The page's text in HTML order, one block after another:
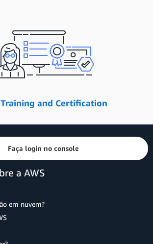
Training and Certification
Faça login no console
a AWS
em nuvem?